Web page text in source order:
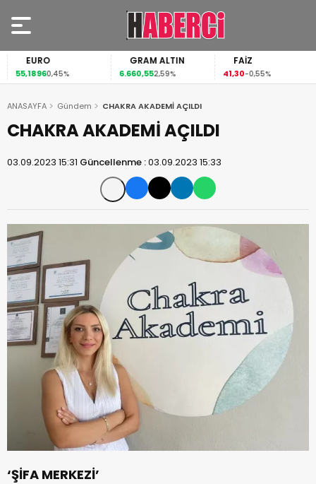
EURO
55,18960,45%
GRAM ALTIN
6.660,552,59%
FAİZ
41,30-0,55%
ANASAYFA Gündem CHAKRA AKADEMİ AÇILDI
CHAKRA AKADEMİ AÇILDI
03.09.2023 15:31 Güncellenme :03.09.2023 15:33
‘ŞİFA MERKEZİ’